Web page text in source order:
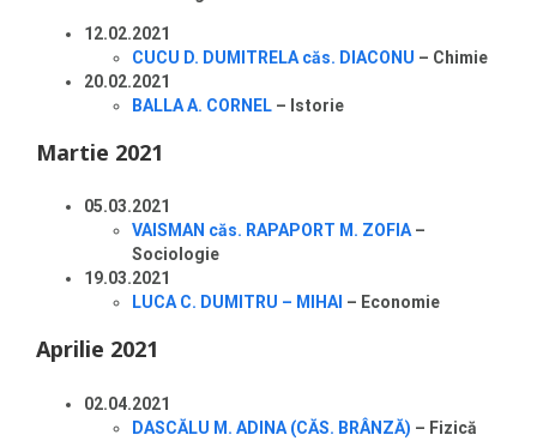
12.02.2021
CUCU D. DUMITRELA căs. DIACONU – Chimie
20.02.2021
BALLA A. CORNEL – Istorie
Martie 2021
05.03.2021
VAISMAN căs. RAPAPORT M. ZOFIA–
Sociologie
19.03.2021
LUCA C. DUMITRU – MIHAI – Economie
Aprilie 2021
02.04.2021
DASCĂLU M. ADINA (CĂS. BRÂNZĂ) – Fizică